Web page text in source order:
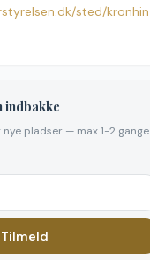
sted/kronhin
indbakke
pladser — max 1-2 gange
Tilmeld